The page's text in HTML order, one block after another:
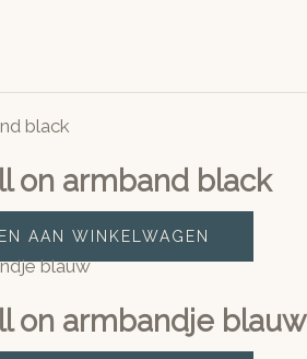
on armband black
AAN WINKELWAGEN
on armbandje blauw